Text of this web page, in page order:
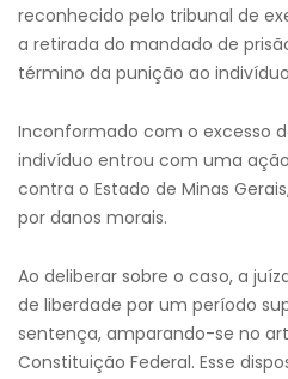
reconhecido pelo tribunal de
a retirada do mandado de
término da punição ao
Inconformado com o excesso
indivíduo entrou com uma
contra o Estado de Minas
por danos morais.
Ao deliberar sobre o caso, a
de liberdade por um período
sentença, amparando-se no
Constituição Federal. Esse